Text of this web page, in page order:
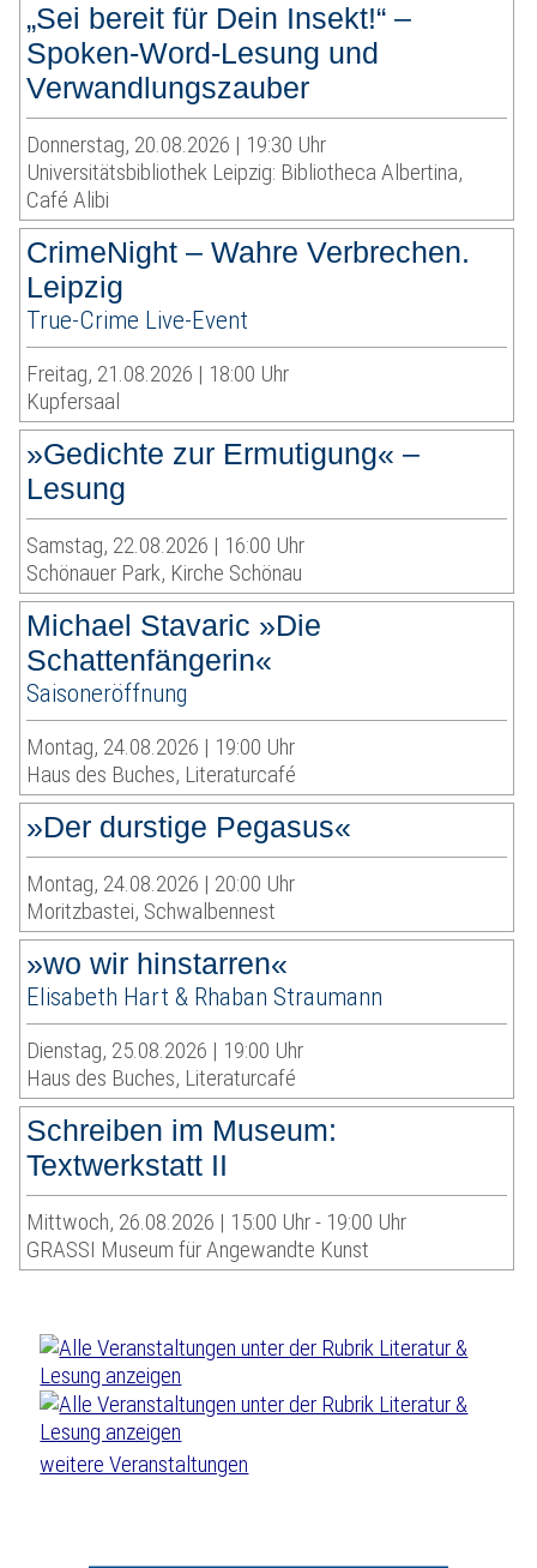
„Sei bereit für Dein Insekt!“ –
Spoken-Word-Lesung und
Verwandlungszauber
Donnerstag, 20.08.2026 | 19:30 Uhr
Universitätsbibliothek Leipzig: Bibliotheca Albertina,
Café Alibi
CrimeNight – Wahre Verbrechen.
Leipzig
True-Crime Live-Event
Freitag, 21.08.2026 | 18:00 Uhr
Kupfersaal
»Gedichte zur Ermutigung« –
Lesung
Samstag, 22.08.2026 | 16:00 Uhr
Schönauer Park, Kirche Schönau
Michael Stavaric »Die
Schattenfängerin«
Saisoneröffnung
Montag, 24.08.2026 | 19:00 Uhr
Haus des Buches, Literaturcafé
»Der durstige Pegasus«
Montag, 24.08.2026 | 20:00 Uhr
Moritzbastei, Schwalbennest
»wo wir hinstarren«
Elisabeth Hart & Rhaban Straumann
Dienstag, 25.08.2026 | 19:00 Uhr
Haus des Buches, Literaturcafé
Schreiben im Museum:
Textwerkstatt II
Mittwoch, 26.08.2026 | 15:00 Uhr - 19:00 Uhr
GRASSI Museum für Angewandte Kunst
weitere Veranstaltungen